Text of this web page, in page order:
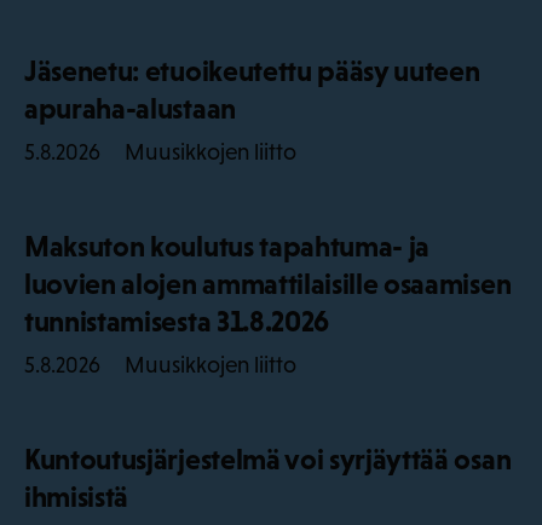
Jäsenetu: etuoikeutettu pääsy uuteen
apuraha-alustaan
5.8.2026 Muusikkojen liitto
Maksuton koulutus tapahtuma- ja
luovien alojen ammattilaisille osaamisen
tunnistamisesta 31.8.2026
5.8.2026 Muusikkojen liitto
Kuntoutusjärjestelmä voi syrjäyttää osan
ihmisistä